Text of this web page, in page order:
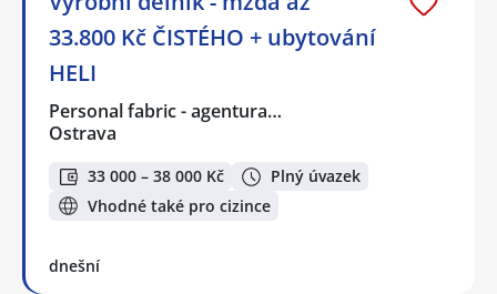
33.800 Kč ČISTÉHO + ubytování
HELI
Personal fabric - agentura…
Ostrava
33 000 – 38 000 Kč
Plný úvazek
Vhodné také pro cizince
dnešní